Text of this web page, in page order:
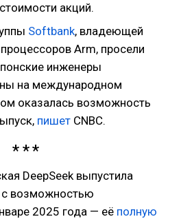
акций.
Softbank, владеющей
Arm, просели
инженеры
на международном
оказалась возможность
пишет CNBC.
DeepSeek выпустила
с возможностью
2025 года — её полную